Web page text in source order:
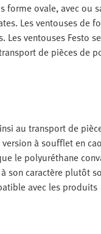
forme ovale, avec ou
Les ventouses de
ventouses Festo
de pièces de
au transport de
à soufflet en
le polyuréthane
son caractère plutôt
avec les produits